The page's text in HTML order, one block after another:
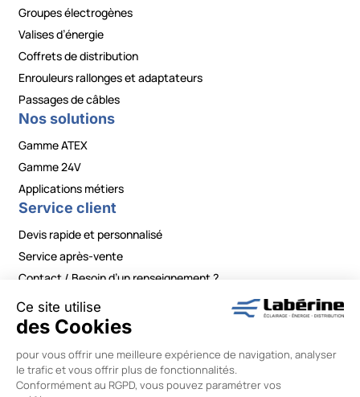
Groupes électrogènes
Valises d’énergie
Coffrets de distribution
Enrouleurs rallonges et adaptateurs
Passages de câbles
Nos solutions
Gamme ATEX
Gamme 24V
Applications métiers
Service client
Devis rapide et personnalisé
Service après-vente
Contact / Besoin d’un renseignement ?
Mentions légales |Politiques de confidentialité
Conditions générales de vente|